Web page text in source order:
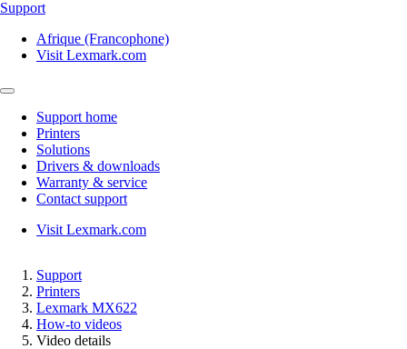
Support
Afrique (Francophone)
Visit Lexmark.com
Support home
Printers
Solutions
Drivers & downloads
Warranty & service
Contact support
Visit Lexmark.com
Support
Printers
Lexmark MX622
How-to videos
Video details